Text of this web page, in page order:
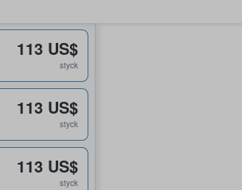
113 US$
styck
113 US$
styck
113 US$
styck